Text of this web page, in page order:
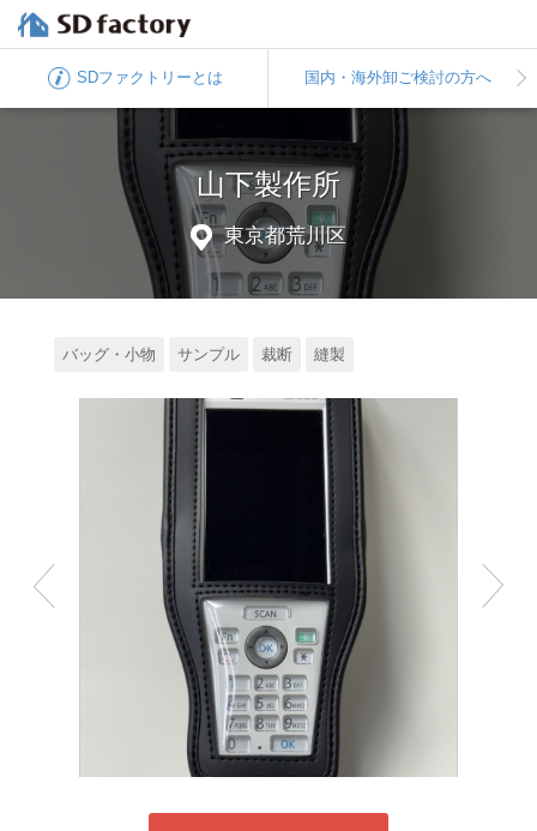
SDファクトリー とは 国内・海外卸ご検討の方へ
山下製作所
東京都荒川区
バッグ・小物 サンプル 裁断 縫製